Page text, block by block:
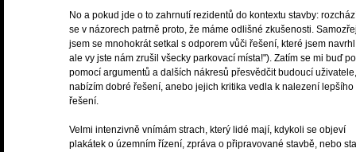
No a pokud jde o to zahrnutí rezidentů do kontextu stavby:
se v názorech patrně proto, že máme odlišné zkušenosti.
jsem se mnohokrát setkal s odporem vůči řešení, které jsem
ale vy jste nám zrušil všecky parkovací místa!"). Zatím se mi buď
pomocí argumentů a dalších nákresů přesvědčit budoucí
nabízím dobré řešení, anebo jejich kritika vedla k nalezení lepšího
řešení.
Velmi intenzivně vnímám strach, který lidé mají, kdykoli se objeví
plakátek o územním řízení, zpráva o připravované stavbě, nebo